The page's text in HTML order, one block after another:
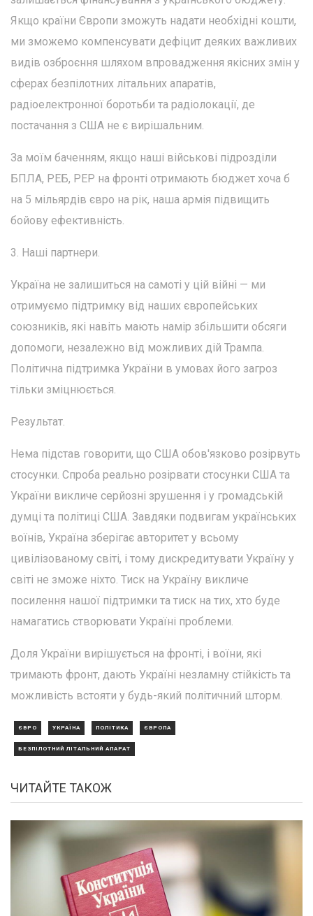
Якщо країни Європи зможуть надати необхідні кошти,
ми зможемо компенсувати дефіцит деяких важливих
видів озброєння шляхом впровадження якісних змін у
сферах безпілотних літальних апаратів,
радіоелектронної боротьби та радіолокації, де
постачання з США не є вирішальним.
За моїм баченням, якщо наші військові підрозділи
БПЛА, РЕБ, РЕР на фронті отримають бюджет хоча б
на 5 мільярдів євро на рік, наша армія підвищить
бойову ефективність.
3. Наші партнери.
Україна не залишиться на самоті у цій війні — ми
отримуємо підтримку від наших європейських
союзників, які навіть мають намір збільшити обсяги
допомоги, незалежно від можливих дій Трампа.
Політична підтримка України в умовах його загроз
тільки зміцнюється.
Результат.
Нема підстав говорити, що США обов'язково розірвуть
стосунки. Спроба реально розірвати стосунки США та
України викличе серйозні зрушення і у громадській
думці та політиці США. Завдяки подвигам українських
воїнів, Україна зберігає авторитет у всьому
цивілізованому світі, і тому дискредитувати Україну у
світі не зможе ніхто. Тиск на Україну викличе
посилення нашої підтримки та тиск на тих, хто буде
намагатись створювати Україні проблеми.
Доля України вирішується на фронті, і воїни, які
тримають фронт, дають Україні незламну стійкість та
можливість встояти у будь-який політичний шторм.
ЄВРО УКРАЇНА ПОЛІТИКА ЄВРОПА
БЕЗПІЛОТНИЙ ЛІТАЛЬНИЙ АПАРАТ
ЧИТАЙТЕ ТАКОЖ